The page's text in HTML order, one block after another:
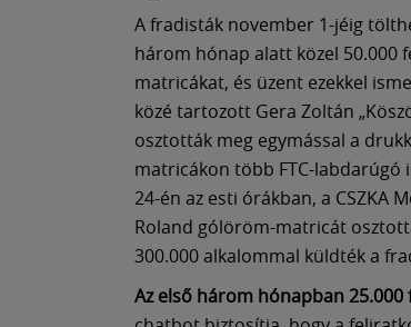
A fradisták november 1-jéig
három hónap alatt közel 50.000
matricákat, és üzent ezekkel
közé tartozott Gera Zoltán
osztották meg egymással a
matricákon több FTC-
24-én az esti órákban, a CSZKA
Roland gólöröm-matricát
300.000 alkalommal küldték a
Az első három hónapban